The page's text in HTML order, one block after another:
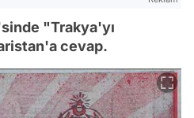
"Trakya'yı
cevap.